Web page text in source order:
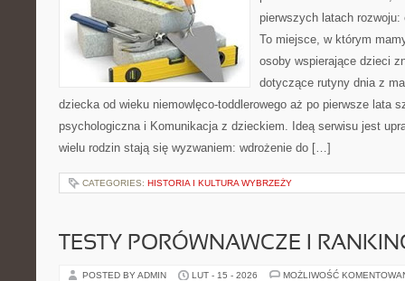
pierwszych latach
To miejsce, w którym
osoby wspierające dzieci
dotyczące rutyny dnia z
dziecka od wieku niemowlęco-toddlerowego aż po pierwsze lata
psychologiczna i Komunikacja z dzieckiem. Ideą serwisu jest
wielu rodzin stają się wyzwaniem: wdrożenie do […]
CATEGORIES: HISTORIA I KULTURA WYBRZEŻY
TESTY PORÓWNAWCZE I
POSTED BY ADMIN LUT - 15 - 2026 MOŻLIWOŚĆ